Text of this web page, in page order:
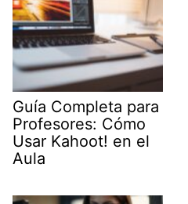
Guía Completa para
Profesores: Cómo
Usar Kahoot! en el
Aula